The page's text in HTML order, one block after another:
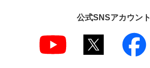
公式SNSアカウント